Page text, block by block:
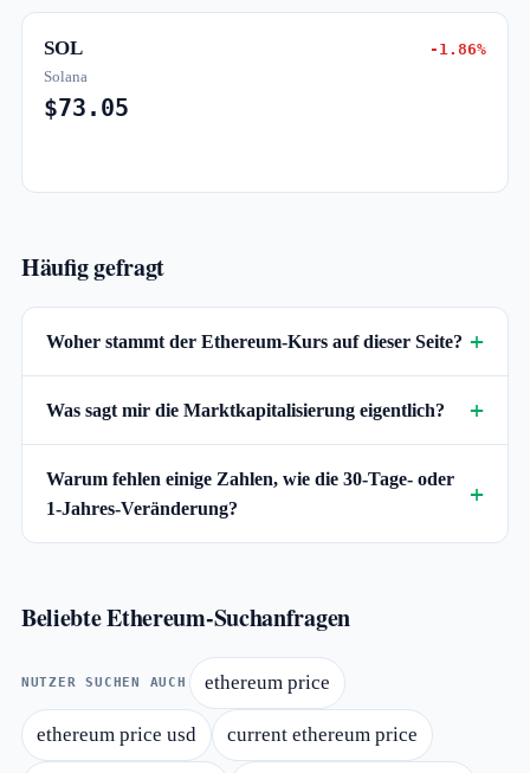
SOL -1.86%
Solana
$73.05
Beliebte Ethereum-Suchanfragen
NUTZER SUCHEN AUCH ethereum price
ethereum price usd current ethereum price
Häufig gefragt
Woher stammt der Ethereum-Kurs auf dieser Seite?
Was sagt mir die Marktkapitalisierung eigentlich?
Warum fehlen einige Zahlen, wie die 30-Tage- oder
1-Jahres-Veränderung?